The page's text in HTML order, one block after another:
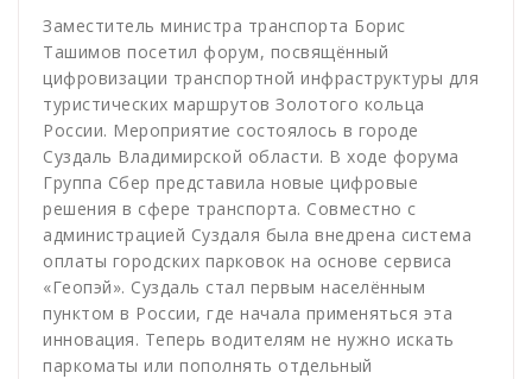
Заместитель министра транспорта Борис
Ташимов посетил форум, посвящённый
цифровизации транспортной инфраструктуры для
туристических маршрутов Золотого кольца
России. Мероприятие состоялось в городе
Суздаль Владимирской области. В ходе форума
Группа Сбер представила новые цифровые
решения в сфере транспорта. Совместно с
администрацией Суздаля была внедрена система
оплаты городских парковок на основе сервиса
«Геопэй». Суздаль стал первым населённым
пунктом в России, где начала применяться эта
инновация. Теперь водителям не нужно искать
паркоматы или пополнять отдельный